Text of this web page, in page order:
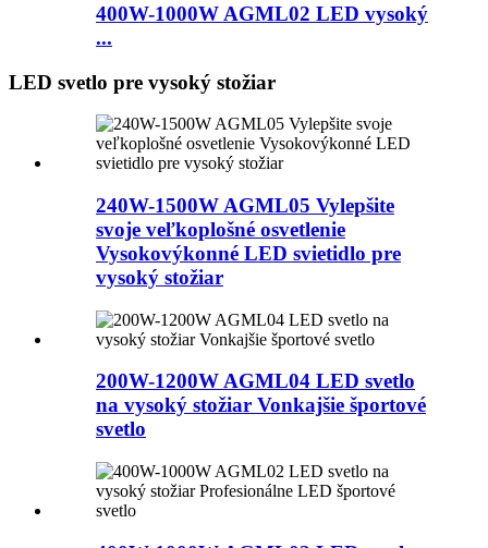
400W-1000W AGML02 LED vysoký
...
LED svetlo pre vysoký stožiar
240W-1500W AGML05 Vylepšite
svoje veľkoplošné osvetlenie
Vysokovýkonné LED svietidlo pre
vysoký stožiar
200W-1200W AGML04 LED svetlo
na vysoký stožiar Vonkajšie športové
svetlo